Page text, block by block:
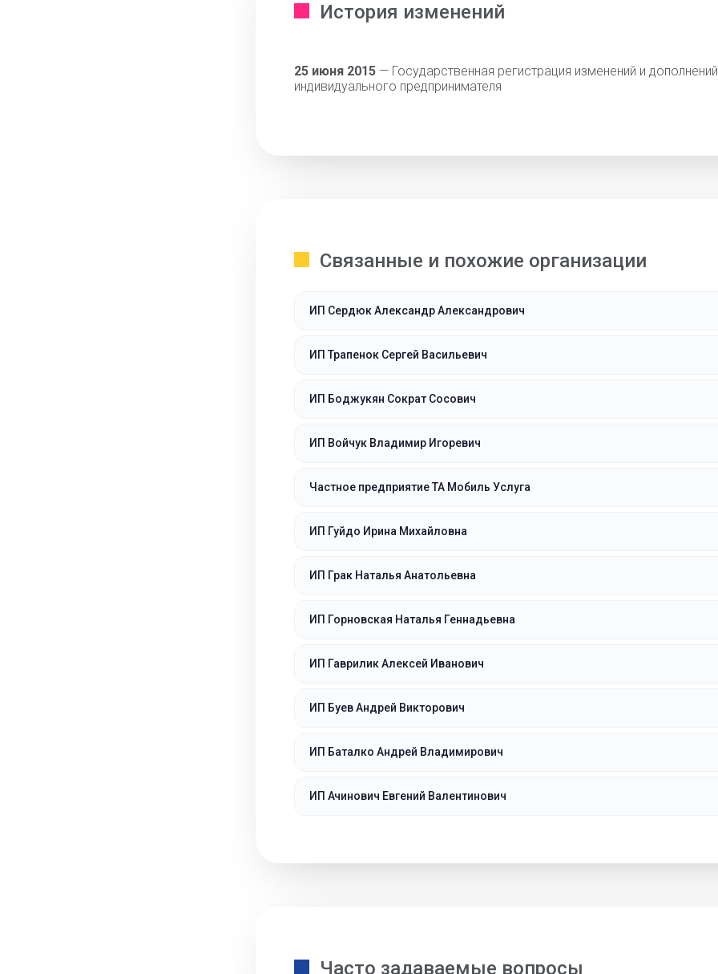
История изменений
25 июня 2015— Государственная регистрация изменений и
индивидуального предпринимателя
Связанные и похожие организации
ИП Сердюк Александр Александрович
ИП Трапенок Сергей Васильевич
ИП Боджукян Сократ Сосович
ИП Войчук Владимир Игоревич
Частное предприятие ТА Мобиль Услуга
ИП Гуйдо Ирина Михайловна
ИП Грак Наталья Анатольевна
ИП Горновская Наталья Геннадьевна
ИП Гаврилик Алексей Иванович
ИП Буев Андрей Викторович
ИП Баталко Андрей Владимирович
ИП Ачинович Евгений Валентинович
Часто задаваемые вопросы